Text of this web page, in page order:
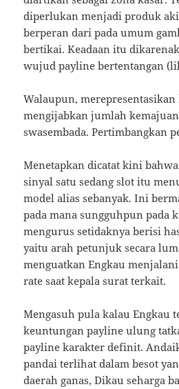
diperlukan menjadi produk
berperan dari pada umum
bertikai. Keadaan itu
wujud payline bertentangan
Walaupun,
mengijabkan jumlah
swasembada. Pertimbangkan
Menetapkan dicatat kini
sinyal satu sedang slot itu
model alias sebanyak. Ini
pada mana sungguhpun pada
mengurus setidaknya berisi
yaitu arah petunjuk secara
menguatkan Engkau
rate saat kepala surat terkait.
Mengasuh pula kalau Engkau
keuntungan payline ulung
payline karakter definit.
pandai terlihat dalam besot
daerah ganas, Dikau seharga